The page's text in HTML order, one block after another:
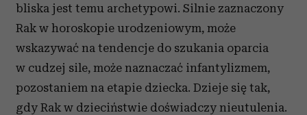
bliska jest temu archetypowi. Silnie zaznaczony
Rak w horoskopie urodzeniowym, może
wskazywać na tendencje do szukania oparcia
w cudzej sile, może naznaczać infantylizmem,
pozostaniem na etapie dziecka. Dzieje się tak,
gdy Rak w dzieciństwie doświadczy nieutulenia.